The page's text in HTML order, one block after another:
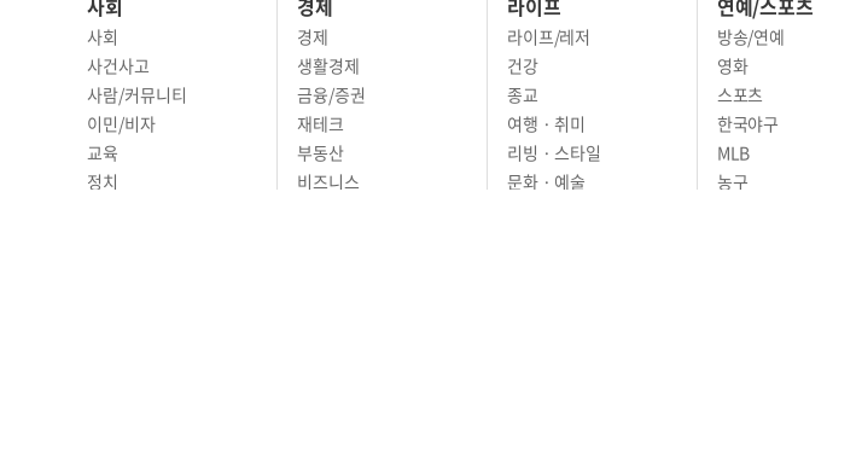
사회
사회
사건사고
사람/커뮤니티
이민/비자
경제
경제
생활경제
금융/증권
재테크
라이프
라이프/레저
건강
종교
여행 · 취미
연예/스포츠
방송/연예
영화
스포츠
한국야구